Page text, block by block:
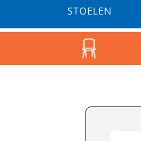
STOELEN